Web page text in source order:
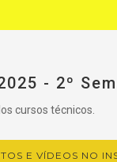
- 2º
cursos técnicos.
E VÍDEOS NO